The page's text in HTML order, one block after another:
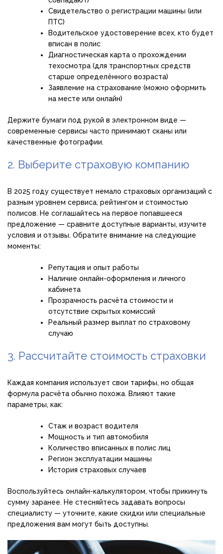
Свидетельство о регистрации машины (или
ПТС)
Водительское удостоверение всех, кто будет
вписан в полис
Диагностическая карта о прохождении
техосмотра (для транспортных средств
старше определённого возраста)
Заявление на страхование (можно оформить
на месте или онлайн)
Держите бумаги под рукой в электронном виде —
современные сервисы часто принимают сканы или
качественные фотографии.
2. Выберите страховую компанию
В 2025 году существует немало страховых организаций с
разным уровнем сервиса, рейтингом и стоимостью
полисов. Не соглашайтесь на первое попавшееся
предложение — сравните доступные варианты, изучите
условия и отзывы. Обратите внимание на следующие
моменты:
Репутация и опыт работы
Наличие онлайн-оформления и личного
кабинета
Прозрачность расчёта стоимости и
отсутствие скрытых комиссий
Реальный размер выплат по страховому
случаю
3. Рассчитайте стоимость страховки
Каждая компания использует свои тарифы, но общая
формула расчёта обычно похожа. Влияют такие
параметры, как:
Стаж и возраст водителя
Мощность и тип автомобиля
Количество вписанных в полис лиц
Регион эксплуатации машины
История страховых случаев
Воспользуйтесь онлайн-калькулятором, чтобы прикинуть
сумму заранее. Не стесняйтесь задавать вопросы
специалисту — уточните, какие скидки или специальные
предложения вам могут быть доступны.